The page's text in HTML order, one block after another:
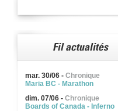
mar. 30/06 - Chronique
Maria BC - Marathon
dim. 07/06 - Chronique
Boards of Canada - Inferno